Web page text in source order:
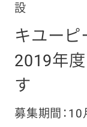
設
キユー
2019年
す
募集期間：